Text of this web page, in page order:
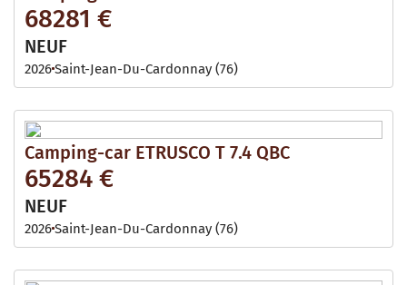
68281 €
NEUF
2026Saint-Jean-Du-Cardonnay (76)
Camping-car ETRUSCO T 7.4 QBC
65284 €
NEUF
2026Saint-Jean-Du-Cardonnay (76)